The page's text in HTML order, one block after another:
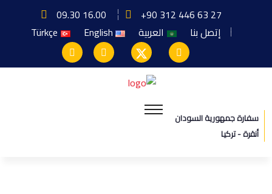
+90 312 446 63 27
09.30 16.00
إتصل بنا
العربية English
Türkçe
سفارة جمهورية السودان
أنقرة - تركيا